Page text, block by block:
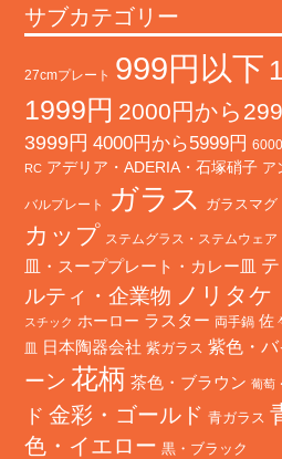
サブカテゴリー
27cmプレート 999円以下
1999円 2000円から
3999円 4000円から5999円
RC アデリア・ADERIA・石塚硝子 ア
バルプレート ガラス ガラスマグ
カップ ステムグラス・ステムウェア
皿・スーププレート・カレー皿
ルティ・企業物 ノリタケ
スチック ホーロー ラスター 両手鍋 佐
皿
日本陶器会社 紫ガラス 紫色・バ
ーン 花柄 茶色・ブラウン 葡萄
ド 金彩・ゴールド 青ガラス
色・イエロー 黒・ブラック